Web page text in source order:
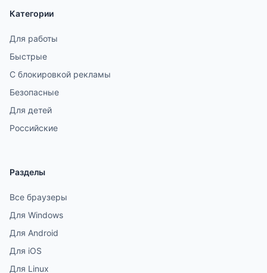
Категории
Для работы
Быстрые
С блокировкой рекламы
Безопасные
Для детей
Российские
Разделы
Все браузеры
Для Windows
Для Android
Для iOS
Для Linux